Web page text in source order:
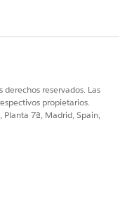
reservados. Las
propietarios.
Planta 7ª, Madrid, Spain,